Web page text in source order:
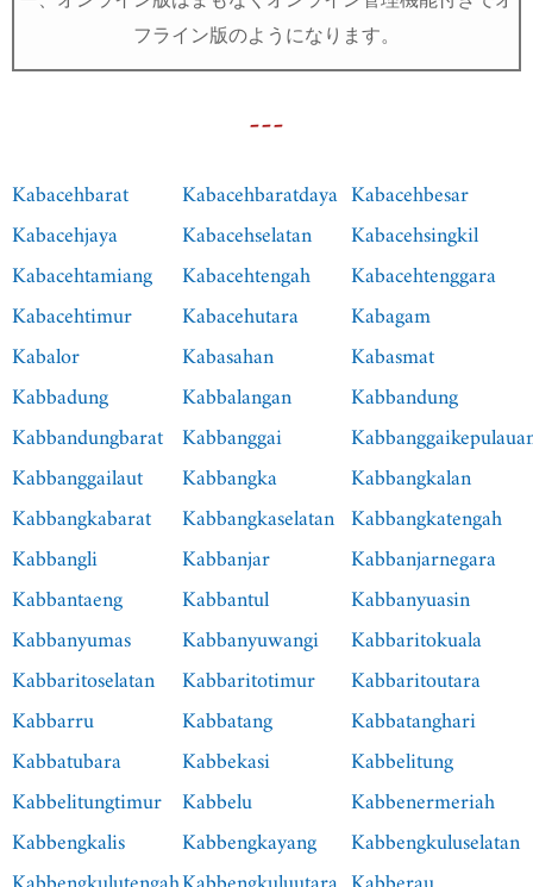
フライン版のようになります。
---
Kabacehbarat Kabacehbaratdaya Kabacehbesar
Kabacehjaya
Kabacehselatan
Kabacehsingkil
Kabacehtamiang
Kabacehtengah
Kabacehtenggara
Kabacehtimur
Kabacehutara
Kabagam
Kabalor
Kabasahan
Kabasmat
Kabbadung
Kabbalangan
Kabbandung
Kabbandungbarat Kabbanggai
Kabbanggailaut
Kabbangka
Kabbangkalan
Kabbangkabarat
Kabbangkaselatan Kabbangkatengah
Kabbangli
Kabbanjar
Kabbanjarnegara
Kabbantaeng
Kabbantul
Kabbanyuasin
Kabbanyumas
Kabbanyuwangi
Kabbaritokuala
Kabbaritoselatan
Kabbaritotimur
Kabbaritoutara
Kabbarru
Kabbatang
Kabbatanghari
Kabbatubara
Kabbekasi
Kabbelitung
Kabbelitungtimur Kabbelu
Kabbenermeriah
Kabbengkalis
Kabbengkayang
Kabbengkuluselatan